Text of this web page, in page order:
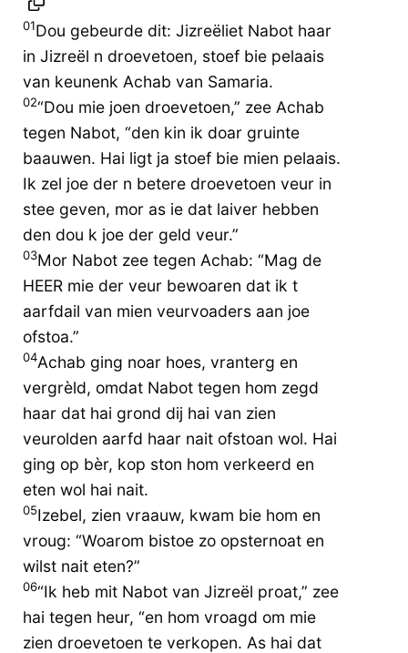
01Dou gebeurde dit: Jizreëliet Nabot haar
in Jizreël n droevetoen, stoef bie pelaais
van keunenk Achab van Samaria.
02“Dou mie joen droevetoen,” zee Achab
tegen Nabot, “den kin ik doar gruinte
baauwen. Hai ligt ja stoef bie mien pelaais.
Ik zel joe der n betere droevetoen veur in
stee geven, mor as ie dat laiver hebben
den dou k joe der geld veur.”
03Mor Nabot zee tegen Achab: “Mag de
HEER mie der veur bewoaren dat ik t
aarfdail van mien veurvoaders aan joe
ofstoa.”
04Achab ging noar hoes, vranterg en
vergrèld, omdat Nabot tegen hom zegd
haar dat hai grond dij hai van zien
veurolden aarfd haar nait ofstoan wol. Hai
ging op bèr, kop ston hom verkeerd en
eten wol hai nait.
05Izebel, zien vraauw, kwam bie hom en
vroug: “Woarom bistoe zo opsternoat en
wilst nait eten?”
06“Ik heb mit Nabot van Jizreël proat,” zee
hai tegen heur, “en hom vroagd om mie
zien droevetoen te verkopen. As hai dat